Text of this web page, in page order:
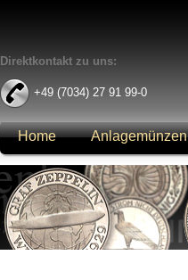
Direktkontakt zu uns:
+49 (7034) 27 91 99-0
Home Anlagemünzen
Anmelden